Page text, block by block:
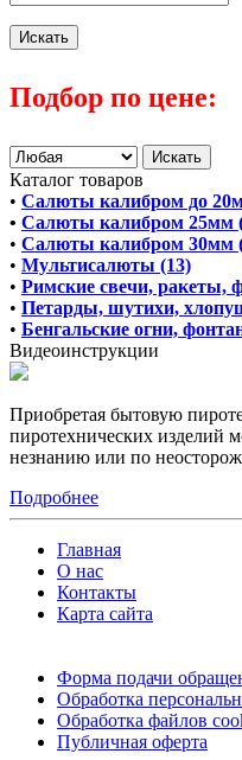
Подбор по цене:
Каталог товаров
• Салюты калибром до
• Салюты калибром 25мм
• Салюты калибром 30мм
• Мультисалюты (13)
• Римские свечи, ракеты,
• Петарды, шутихи,
• Бенгальские огни,
Видеоинструкции
Приобретая бытовую
пиротехнических изделий
незнанию или по
Подробнее
Главная
О нас
Контакты
Карта сайта
Форма подачи
Обработка
Обработка файлов
Публичная оферта